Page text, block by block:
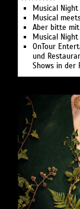
Musical
Musical
Aber bitte mit
Musical
OnTour
und
Shows in der